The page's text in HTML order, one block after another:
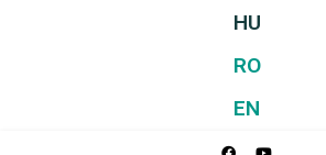
HU
RO
EN